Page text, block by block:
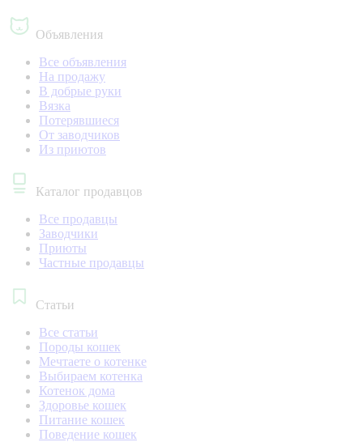
Объявления
Все объявления
На продажу
В добрые руки
Вязка
Потерявшиеся
От заводчиков
Из приютов
Каталог продавцов
Все продавцы
Заводчики
Приюты
Частные продавцы
Статьи
Все статьи
Породы кошек
Мечтаете о котенке
Выбираем котенка
Котенок дома
Здоровье кошек
Питание кошек
Поведение кошек